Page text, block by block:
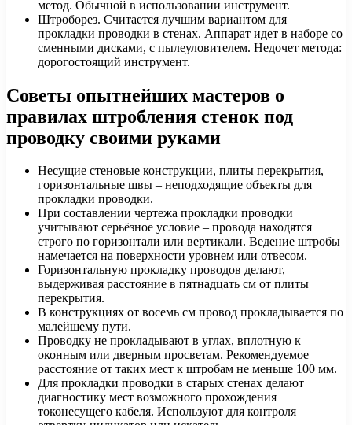
метод. Обычной в использовании инструмент.
Штроборез. Считается лучшим вариантом для
прокладки проводки в стенах. Аппарат идет в наборе со
сменными дисками, с пылеуловителем. Недочет метода:
дорогостоящий инструмент.
Советы опытнейших мастеров о
правилах штробления стенок под
проводку своими руками
Несущие стеновые конструкции, плиты перекрытия,
горизонтальные швы – неподходящие объекты для
прокладки проводки.
При составлении чертежа прокладки проводки
учитывают серьёзное условие – провода находятся
строго по горизонтали или вертикали. Ведение штробы
намечается на поверхности уровнем или отвесом.
Горизонтальную прокладку проводов делают,
выдерживая расстояние в пятнадцать см от плиты
перекрытия.
В конструкциях от восемь см провод прокладывается по
малейшему пути.
Проводку не прокладывают в углах, вплотную к
оконным или дверным просветам. Рекомендуемое
расстояние от таких мест к штробам не меньше 100 мм.
Для прокладки проводки в старых стенах делают
диагностику мест возможного прохождения
токонесущего кабеля. Используют для контроля